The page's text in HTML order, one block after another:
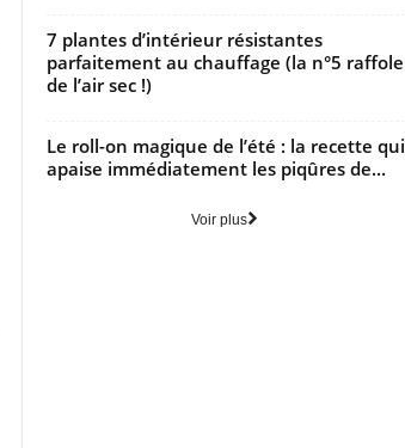
7 plantes d’intérieur résistantes
parfaitement au chauffage (la n°5 raffole
de l’air sec !)
Le roll-on magique de l’été : la recette qui
apaise immédiatement les piqûres de...
Voir plus